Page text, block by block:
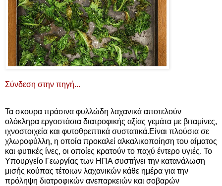
Σύνδεση στην πηγή...
Τα σκουρα πράσινα φυλλώδη λαχανικά αποτελούν
ολόκληρα εργοστάσια διατροφικής αξίας γεμάτα με βιταμίνες,
ιχνοστοιχεία και φυτοθρεπτικά συστατικά.Είναι πλούσια σε
χλωροφύλλη, η οποία προκαλεί αλκαλικοποίηση του αίματος
και φυτικές ίνες, οι οποίες κρατούν το παχύ έντερο υγιές. Το
Υπουργείο Γεωργίας των ΗΠΑ συστήνει την κατανάλωση
μισής κούπας τέτοιων λαχανικών κάθε ημέρα για την
πρόληψη διατροφικών ανεπαρκειών και σοβαρών